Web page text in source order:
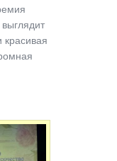
красивая